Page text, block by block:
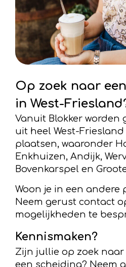
Op zoek naar
in West-
Vanuit Blokker worden
uit heel West-
plaatsen, waaronder
Enkhuizen, Andijk,
Bovenkarspel en
Woon je in een andere
Neem gerust contact
mogelijkheden te
Kennismaken?
Zijn jullie op zoek
een scheiding? Neem